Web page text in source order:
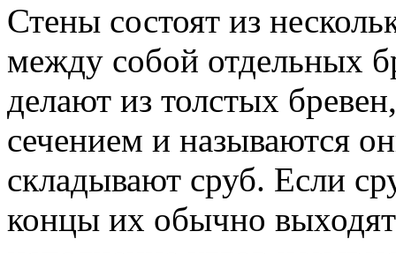
Стены состоят из
между собой отдельных
делают из толстых
сечением и называются
складывают сруб. Если
концы их обычно